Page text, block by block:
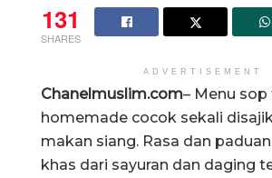
131
SHARES
ADVERTISEMENT
Chanelmuslim.com– Menu
homemade cocok sekali
makan siang. Rasa dan
khas dari sayuran dan daging